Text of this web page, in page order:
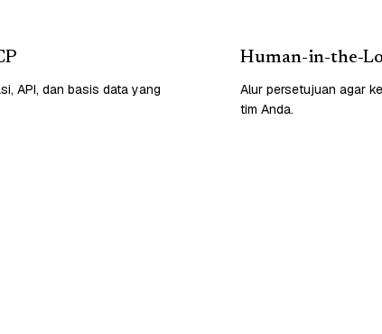
API, dan basis data yang
Human-in-the-
Alur persetujuan agar
tim Anda.